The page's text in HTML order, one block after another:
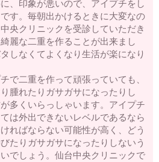
、印象が悪いので、アイプチをし
す。毎朝出かけるときに大変なの
央クリニックを受診していただき
麗な二重を作ることが出来まし
しなくてよくなり生活が楽になり
で二重を作って頑張っていても、
腫れたりガサガサになったりし
多くいらっしゃいます。アイプチ
は外出できないレベルであるなら
ればならない可能性が高く、どう
たりガサガサになったりしないう
でしょう。仙台中央クリニックで